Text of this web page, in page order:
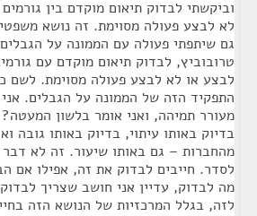
וביקשתי לבדוק תיאום מוקדם בין
לא לבצע פעולה מסוימת. זה נושא
גם שיתפתי פעולה עם הממונה על
טרובוביץ, לבדוק תיאום מוקדם עם
לבצע או לא לבצע פעולה מסוימת. לשם
התפקיד הזה של הממונה על הגבלים.
מעורר תמיהה, ואני אומר בלשון
בדיוק באותו עיתוי, בדיוק באותו גובה
מהחברות – גם באותו שיעור. זה לא
לסדר. חייבים לבדוק את זה, אפילו אם
מה לבדוק, עדיין אני חושב שצריך
לזה, בגלל המרכזיות של הנושא הזה